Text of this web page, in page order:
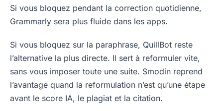
Si vous bloquez pendant la correction quotidienne,
Grammarly sera plus fluide dans les apps.
Si vous bloquez sur la paraphrase, QuillBot reste
l’alternative la plus directe. Il sert à reformuler vite,
sans vous imposer toute une suite. Smodin reprend
l’avantage quand la reformulation n’est qu’une étape
avant le score IA, le plagiat et la citation.